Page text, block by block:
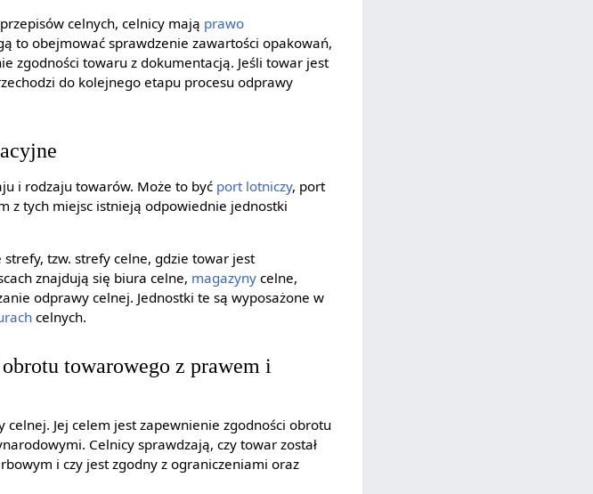
celnych, celnicy mają prawo
to obejmować sprawdzenie zawartości opakowań,
zgodności towaru z dokumentacją. Jeśli towar jest
do kolejnego etapu procesu odprawy
i rodzaju towarów. Może to być port lotniczy, port
z tych miejsc istnieją odpowiednie jednostki
tzw. strefy celne, gdzie towar jest
znajdują się biura celne, magazyny celne,
odprawy celnej. Jednostki te są wyposażone w
celnych.
towarowego z prawem i
Jej celem jest zapewnienie zgodności obrotu
Celnicy sprawdzają, czy towar został
i czy jest zgodny z ograniczeniami oraz